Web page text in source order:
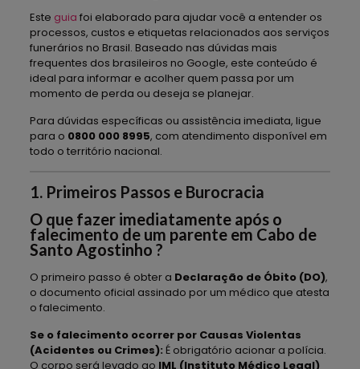
Este guia foi elaborado para ajudar você a entender os
processos, custos e etiquetas relacionados aos serviços
funerários no Brasil. Baseado nas dúvidas mais
frequentes dos brasileiros no Google, este conteúdo é
ideal para informar e acolher quem passa por um
momento de perda ou deseja se planejar.
Para dúvidas específicas ou assistência imediata, ligue
para o 0800 000 8995, com atendimento disponível em
todo o território nacional.
1. Primeiros Passos e Burocracia
O que fazer imediatamente após o
falecimento de um parente em Cabo de
Santo Agostinho ?
O primeiro passo é obter a Declaração de Óbito (DO),
o documento oficial assinado por um médico que atesta
o falecimento.
Se o falecimento ocorrer por Causas Violentas
(Acidentes ou Crimes): É obrigatório acionar a polícia.
O corpo será levado ao IML (Instituto Médico Legal)